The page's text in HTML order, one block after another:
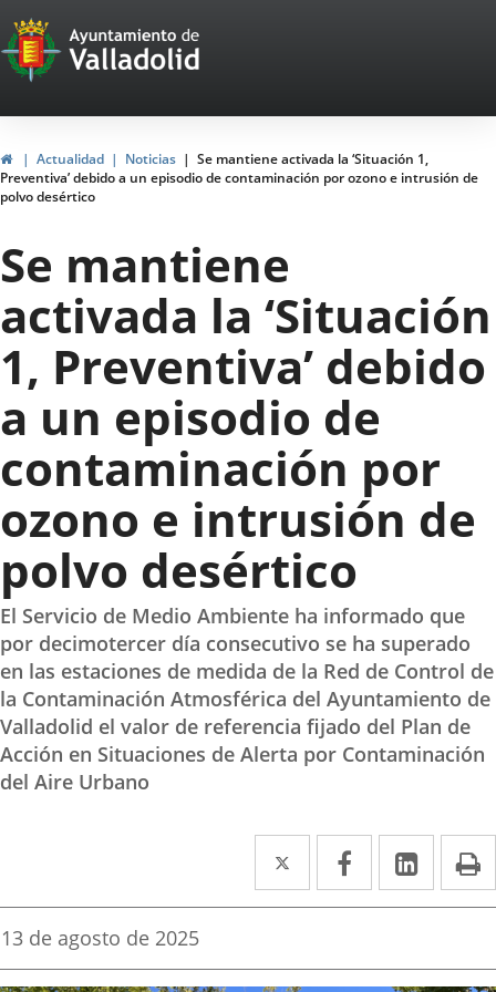
Portal
Web
del
Ayuntamiento
de
Valladolid
InicioActualidad Noticias
Se mantiene activada la ‘Situación 1,
Preventiva’ debido a un episodio de contaminación por ozono e intrusión de
polvo desértico
Se mantiene
activada la ‘Situación
1, Preventiva’ debido
a un episodio de
contaminación por
ozono e intrusión de
polvo desértico
El Servicio de Medio Ambiente ha informado que
por decimotercer día consecutivo se ha superado
en las estaciones de medida de la Red de Control de
la Contaminación Atmosférica del Ayuntamiento de
Valladolid el valor de referencia fijado del Plan de
Acción en Situaciones de Alerta por Contaminación
del Aire Urbano
Twitter
Enlace
a
aplicación
Facebook
Enlace
a
aplicación
Enlace
a
Fecha
la
13 de agosto de 2025